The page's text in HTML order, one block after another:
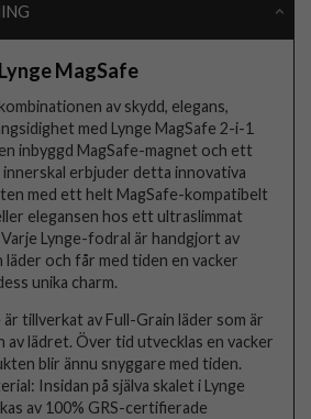
MagSafe
av skydd, elegans,
med Lynge MagSafe 2-i-1
inbyggd MagSafe-magnet och ett
erbjuder detta innovativa
med ett helt MagSafe-kompatibelt
elegansen hos ett ultraslimmat
Lynge-fodral är handgjort av
och får med tiden en vacker
unika charm.
är tillverkat av Full-Grain läder som är
av lädret. Över tid utvecklas en vacker
blir ännu snyggare med tiden.
Insidan på själva skalet i Lynge
av 100% GRS-certifierade